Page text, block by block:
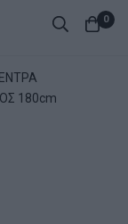
0
NP718_180 ΥΨΟΣ 180cm